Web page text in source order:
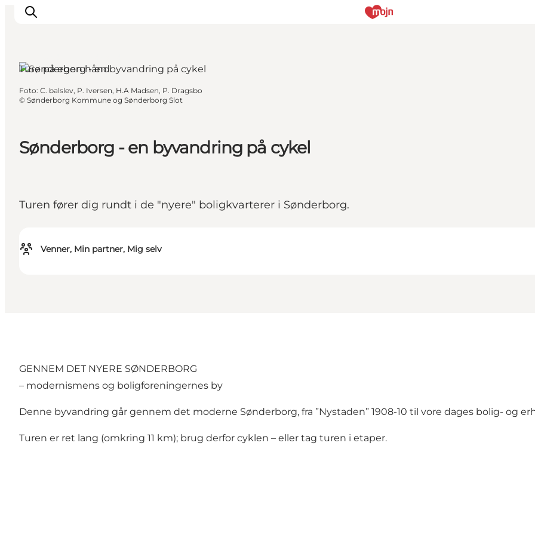
Oplevelser
Overnatning
Sønderborg - en byvandring på cykel
Turen fører dig rundt i de "nyere" boligkvarterer i Sønderborg.
Venner, Min partner, Mig selv
Ture på egen hånd
Foto: C. balslev, P. Iversen, H.A Madsen, P. Dragsbo
© Sønderborg Kommune og Sønderborg Slot
GENNEM DET NYERE SØNDERBORG
– modernismens og boligforeningernes by
Denne byvandring går gennem det moderne Sønderborg, fra ”Nystaden” 1908-10 til vore dages bolig- og
Turen er ret lang (omkring 11 km); brug derfor cyklen – eller tag turen i etaper.